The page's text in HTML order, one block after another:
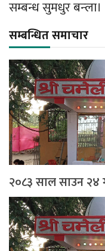
सम्बन्ध सुमधुर बन्ला।
सम्बन्धित समाचार
२०८३ साल साउन